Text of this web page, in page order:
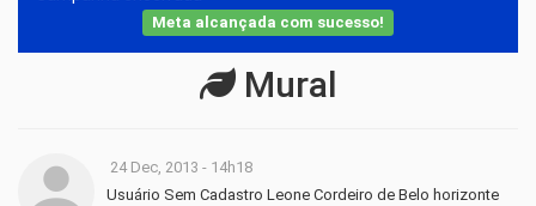
Meta alcançada com sucesso!
Mural
24 Dec, 2013 - 14h18
Usuário Sem Cadastro Leone Cordeiro de Belo horizonte